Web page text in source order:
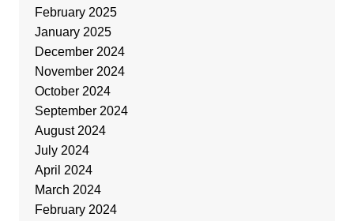
February 2025
January 2025
December 2024
November 2024
October 2024
September 2024
August 2024
July 2024
April 2024
March 2024
February 2024